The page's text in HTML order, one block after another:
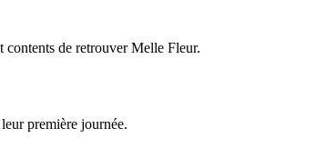
contents de retrouver Melle Fleur.
première journée.